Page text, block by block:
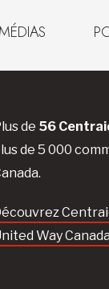
MÉDIAS
de 56
de 5 000
Way Canada